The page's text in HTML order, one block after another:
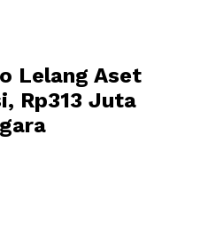
Lelang Aset
Rp313 Juta